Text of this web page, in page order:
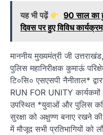
यह भी पढ़ें
90 साल का
दिवस पर हुए विविध कार्यक्रम
माननीय मुख्यमंत्री जी
पुलिस महानिरीक्षक कुमाऊं
टि०सि० एसएसपी नैनीताल*
RUN FOR UNITY कार्यकमों
उपस्थित *युवाओं और पुलिस
सुरक्षा को अक्षुण्ण बनाए रखने
में मौजूद सभी प्रतिभागियों को